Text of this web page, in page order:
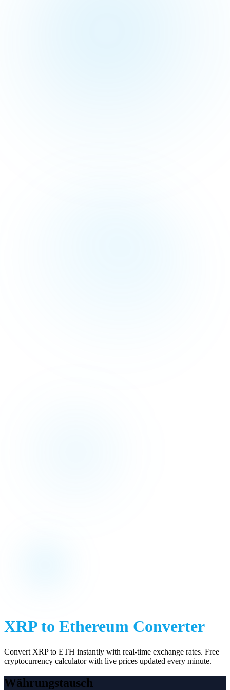
XRPto Ethereum Converter
Convert XRPto ETH instantly with real-time exchange rates. Free
cryptocurrency calculator with live prices updated every minute.
Währungstausch